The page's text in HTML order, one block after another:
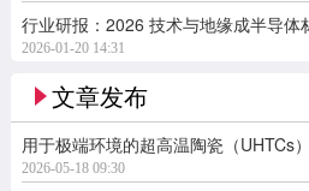
行业研报：2026 技术与地缘成半导体
2026-01-20 14:31
文章发布
用于极端环境的超高温陶瓷（UHTCs
2026-05-18 09:30